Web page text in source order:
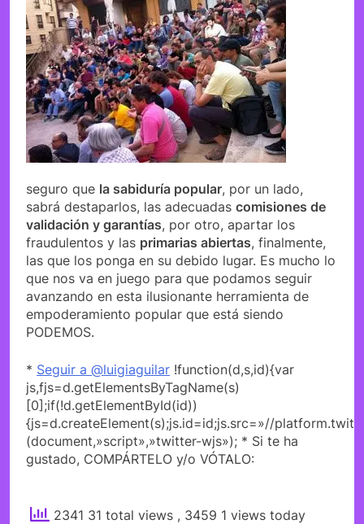
seguro que la sabiduría popular, por un lado,
sabrá destaparlos, las adecuadas comisiones de
validación y garantías, por otro, apartar los
fraudulentos y las primarias abiertas, finalmente,
las que los ponga en su debido lugar. Es mucho lo
que nos va en juego para que podamos seguir
avanzando en esta ilusionante herramienta de
empoderamiento popular que está siendo
PODEMOS.
* Seguir a @luigiaguilar !function(d,s,id){var
js,fjs=d.getElementsByTagName(s)
[0];if(!d.getElementById(id))
{js=d.createElement(s);js.id=id;js.src=»//
(document,»script»,»twitter-wjs»); * Si te ha
gustado, COMPÁRTELO y/o VÓTALO:
2341 31 total views , 3459 1 views today